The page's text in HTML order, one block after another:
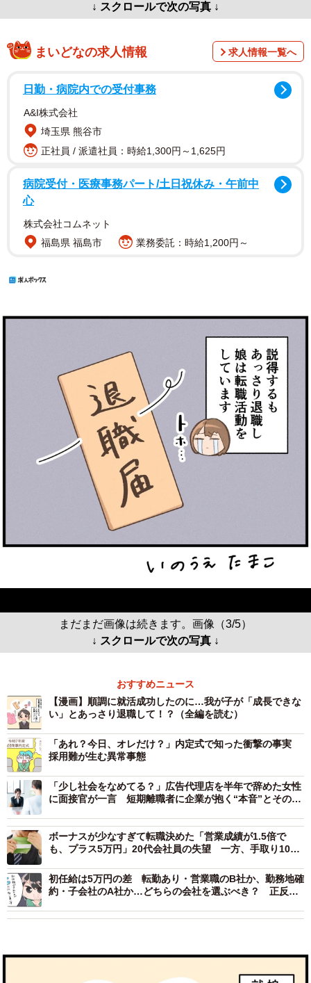
↓ スクロールで次の写真 ↓
まいどなの求人情報 求人情報一覧へ
日勤・病院内での受付事務
A&I株式会社
埼玉県 熊谷市
正社員 / 派遣社員：時給1,300円～1,625円
病院受付・医療事務パート/土日祝休み・午前中
心
株式会社コムネット
福島県 福島市
業務委託：時給1,200円～
まだまだ画像は続きます。画像（3/5）
↓ スクロールで次の写真 ↓
おすすめニュース
【漫画】順調に就活成功したのに…我が子が「成長できな
い」とあっさり退職して！？（全編を読む）
「あれ？今日、オレだけ？」内定式で知った衝撃の事実
採用難が生む異常事態
「少し社会をなめてる？」広告代理店を半年で辞めた女性
に面接官が一言 短期離職者に企業が抱く“本音”とその乗
ボーナスが少なすぎて転職決めた「営業成績が1.5倍で
も、プラス5万円」20代会社員の失望 一方、手取り100
初任給は5万円の差 転勤あり・営業職のB社か、勤務地確
約・子会社のA社か…どちらの会社を選ぶべき？ 正反対